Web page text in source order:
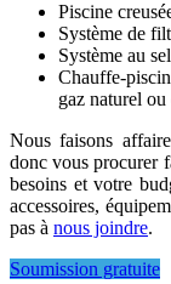
Piscine
Système de
Système au sel
Chauffe-
gaz naturel
Nous faisons
donc vous procurer
besoins et votre
accessoires,
pas à nous joindre.
Soumission gratuite